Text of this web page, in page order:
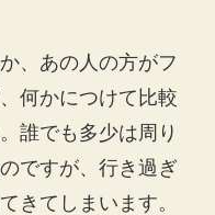
、あの人の方がフ
何かにつけて比較
誰でも多少は周り
ですが、行き過ぎ
きてしまいます。